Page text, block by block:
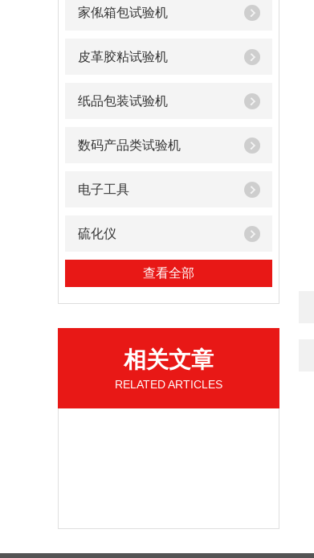
家俬箱包试验机
皮革胶粘试验机
纸品包装试验机
数码产品类试验机
电子工具
硫化仪
查看全部
相关文章
RELATED ARTICLES